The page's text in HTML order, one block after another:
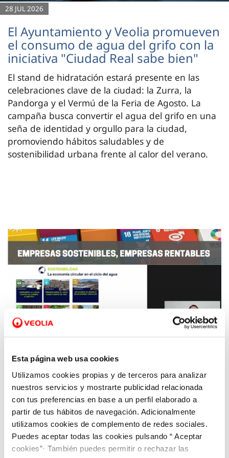
Esta página web usa cookies
Utilizamos cookies propias y de terceros para analizar
nuestros servicios y mostrarte publicidad relacionada
con tus preferencias en base a un perfil elaborado a
partir de tus hábitos de navegación. Adicionalmente
utilizamos cookies de complemento de redes sociales.
Puedes aceptar todas las cookies pulsando “ Aceptar
cookies”· También puedes permitir o rechazar las
28 JUL 2026
El Ayuntamiento y Veolia promueven
el consumo de agua del grifo con la
iniciativa "Ciudad Real sabe bien"
El stand de hidratación estará presente en las
celebraciones clave de la ciudad: la Zurra, la
Pandorga y el Vermú de la Feria de Agosto. La
campaña busca convertir el agua del grifo en una
seña de identidad y orgullo para la ciudad,
promoviendo hábitos saludables y de
sostenibilidad urbana frente al calor del verano.
04 FEB 2021
Aquona apuesta por el impulso a la Agenda
2030 como respuesta para salir de la crisis